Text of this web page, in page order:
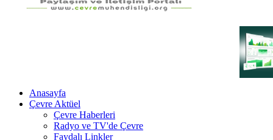
Anasayfa
Çevre Aktüel
Çevre Haberleri
Radyo ve TV'de Çevre
Faydalı Linkler